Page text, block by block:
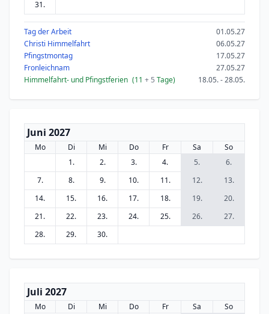
31.
Tag der Arbeit
01.05.27
Christi Himmelfahrt
06.05.27
Pfingstmontag
17.05.27
Fronleichnam
27.05.27
Himmelfahrt- und Pfingstferien (11 + 5 Tage) 18.05. - 28.05.
Juni 2027
Mo Di Mi Do Fr Sa
So
1.
2. 3. 4. 5.
6.
7.
8. 9. 10. 11. 12.
13.
14.
15. 16. 17. 18. 19.
20.
21.
22. 23. 24. 25. 26.
27.
28.
29. 30.
Juli 2027
Mo Di Mi Do Fr Sa
So